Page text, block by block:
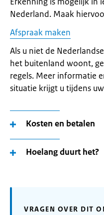
Nederland. Maak
Afspraak maken
Als u niet de
het buitenland woont,
regels. Meer informatie
situatie krijgt u tijdens
Kosten en betalen
Hoelang duurt het?
VRAGEN OVER DIT